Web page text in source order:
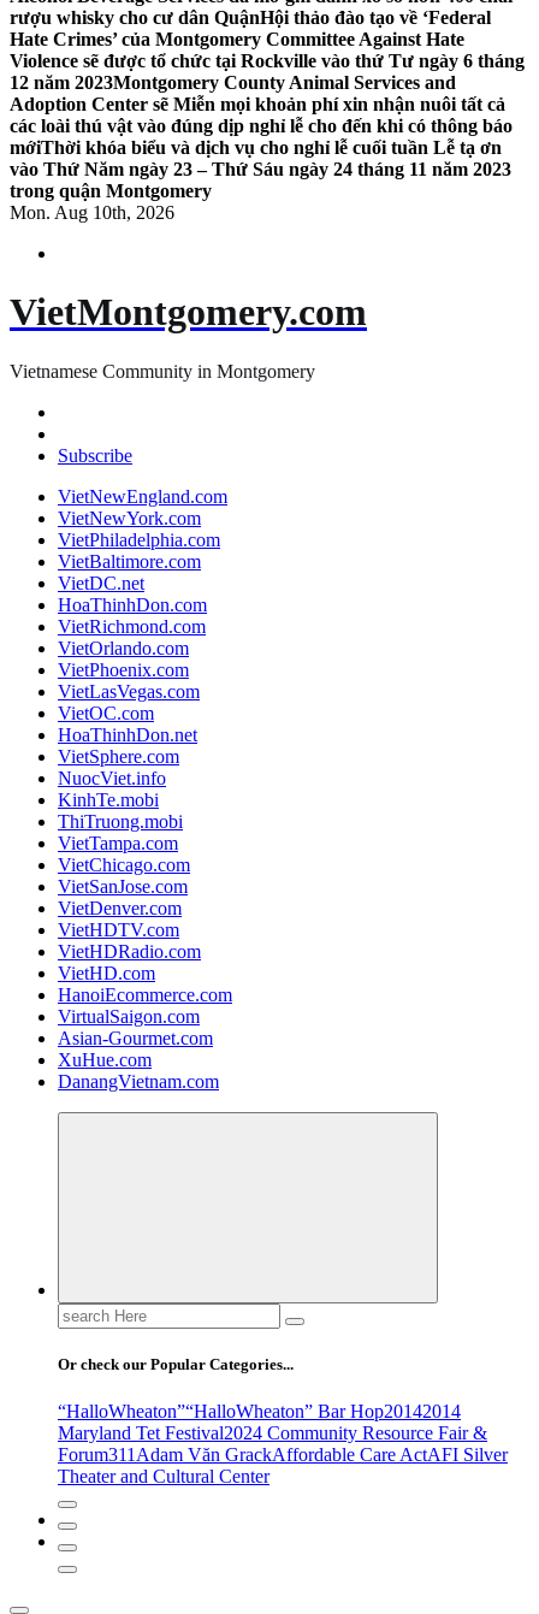
rượu whisky cho cư dân QuậnHội thảo đào tạo về ‘Federal
Hate Crimes’ của Montgomery Committee Against Hate
Violence sẽ được tổ chức tại Rockville vào thứ Tư ngày 6 tháng
12 năm 2023Montgomery County Animal Services and
Adoption Center sẽ Miễn mọi khoản phí xin nhận nuôi tất cả
các loài thú vật vào đúng dịp nghỉ lễ cho đến khi có thông báo
mớiThời khóa biểu và dịch vụ cho nghỉ lễ cuối tuần Lễ tạ ơn
vào Thứ Năm ngày 23 – Thứ Sáu ngày 24 tháng 11 năm 2023
trong quận Montgomery
Mon. Aug 10th, 2026
VietMontgomery.com
Vietnamese Community in Montgomery
Subscribe
VietNewEngland.com
VietNewYork.com
VietPhiladelphia.com
VietBaltimore.com
VietDC.net
HoaThinhDon.com
VietRichmond.com
VietOrlando.com
VietPhoenix.com
VietLasVegas.com
VietOC.com
HoaThinhDon.net
VietSphere.com
NuocViet.info
KinhTe.mobi
ThiTruong.mobi
VietTampa.com
VietChicago.com
VietSanJose.com
VietDenver.com
VietHDTV.com
VietHDRadio.com
VietHD.com
HanoiEcommerce.com
VirtualSaigon.com
Asian-Gourmet.com
XuHue.com
DanangVietnam.com
Search
for:
Or check our Popular Categories...
“HalloWheaton”“HalloWheaton” Bar Hop20142014
Maryland Tet Festival2024 Community Resource Fair &
Forum311 Adam Văn GrackAffordable Care ActAFI Silver
Theater and Cultural Center